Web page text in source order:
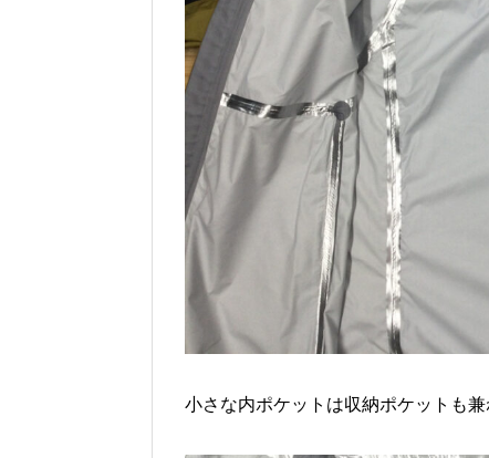
小さな内ポケットは収納ポケットも兼